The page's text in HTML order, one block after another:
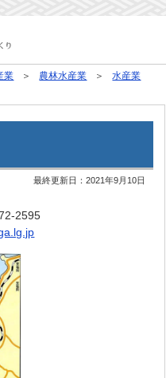
業 農林水産業
水産業
最終更新日：2021年9月10日
2595